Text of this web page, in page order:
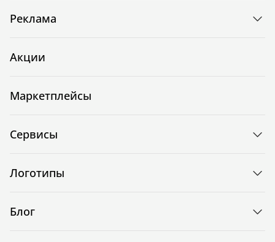
Реклама
Акции
Маркетплейсы
Сервисы
Логотипы
Блог